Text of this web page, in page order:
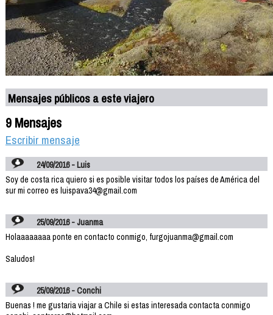
Mensajes públicos a este viajero
9 Mensajes
Escribir mensaje
24/09/2016 - Luis
Soy de costa rica quiero si es posible visitar todos los países de América del
sur mi correo es luispava34@gmail.com
25/09/2016 - Juanma
Holaaaaaaaa ponte en contacto conmigo, furgojuanma@gmail.com
Saludos!
25/09/2016 - Conchi
Buenas ! me gustaria viajar a Chile si estas interesada contacta conmigo